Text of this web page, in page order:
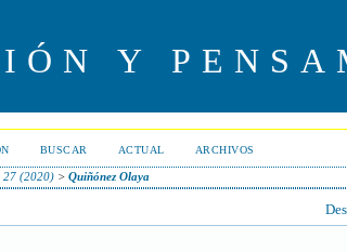
Y
BUSCAR ACTUAL ARCHIVOS
27 (2020) >Quiñónez Olaya